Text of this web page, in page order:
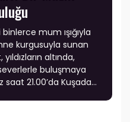
mum ışığıyla
kurgusuyla sunan
altında,
buluşmaya
21.00’da Kuşadası